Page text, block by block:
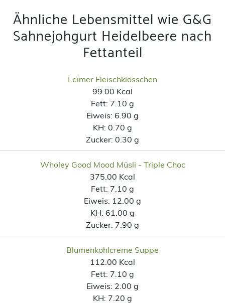
Ähnliche Lebensmittel wie G&G
Sahnejohgurt Heidelbeere nach
Fettanteil
Leimer Fleischklösschen
99.00 Kcal
Fett: 7.10 g
Eiweis: 6.90 g
KH: 0.70 g
Zucker: 0.30 g
Wholey Good Mood Müsli - Triple Choc
375.00 Kcal
Fett: 7.10 g
Eiweis: 12.00 g
KH: 61.00 g
Zucker: 7.90 g
Blumenkohlcreme Suppe
112.00 Kcal
Fett: 7.10 g
Eiweis: 2.00 g
KH: 7.20 g